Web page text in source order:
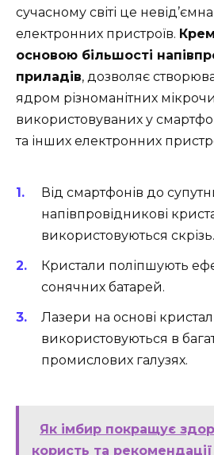
сучасному світі це
електронних пристроїв.
основою більшості
приладів, дозволяє
ядром різноманітних
використовуваних у
та інших електронних
Від смартфонів до
напівпровідникові
використовуються скрізь.
Кристали поліпшують
сонячних батарей.
Лазери на основі
використовуються в
промислових галузях.
Як імбир покращує
користь та рекомендації